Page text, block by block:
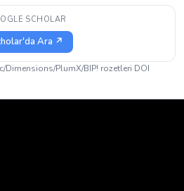
SCHOLAR
Ara ↗
Dimensions/PlumX/BIP! rozetleri DOI